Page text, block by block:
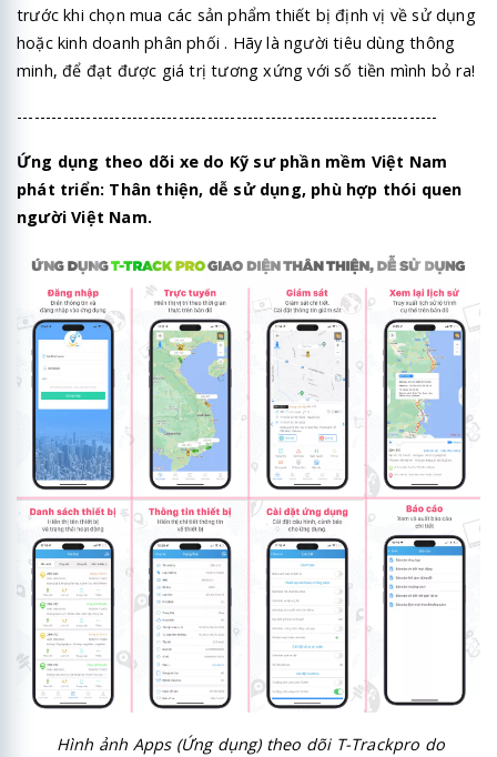
trước khi chọn mua các sản phẩm thiết bị định vị về sử dụng
hoặc kinh doanh phân phối . Hãy là người tiêu dùng thông
minh, để đạt được giá trị tương xứng với số tiền mình bỏ ra!
-------------------------------------------------------------------------
Ứng dụng theo dõi xe do Kỹ sư phần mềm Việt Nam
phát triển: Thân thiện, dễ sử dụng, phù hợp thói quen
người Việt Nam.
Hình ảnh Apps (Ứng dụng) theo dõi T-Trackpro do